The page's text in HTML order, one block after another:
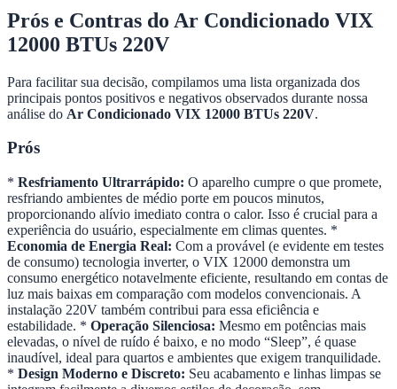
Prós e Contras do Ar Condicionado VIX
12000 BTUs 220V
Para facilitar sua decisão, compilamos uma lista organizada dos
principais pontos positivos e negativos observados durante nossa
análise do Ar Condicionado VIX 12000 BTUs 220V.
Prós
* Resfriamento Ultrarrápido: O aparelho cumpre o que promete,
resfriando ambientes de médio porte em poucos minutos,
proporcionando alívio imediato contra o calor. Isso é crucial para a
experiência do usuário, especialmente em climas quentes. *
Economia de Energia Real: Com a provável (e evidente em testes
de consumo) tecnologia inverter, o VIX 12000 demonstra um
consumo energético notavelmente eficiente, resultando em contas de
luz mais baixas em comparação com modelos convencionais. A
instalação 220V também contribui para essa eficiência e
estabilidade. * Operação Silenciosa: Mesmo em potências mais
elevadas, o nível de ruído é baixo, e no modo “Sleep”, é quase
inaudível, ideal para quartos e ambientes que exigem tranquilidade.
* Design Moderno e Discreto: Seu acabamento e linhas limpas se